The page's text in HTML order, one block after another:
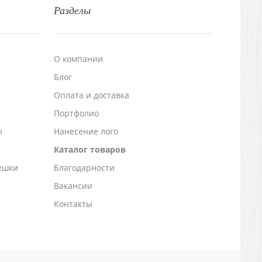
Разделы
О компании
Блог
Оплата и доставка
Портфолио
Нанесение лого
Каталог товаров
Благодарности
Вакансии
Контакты